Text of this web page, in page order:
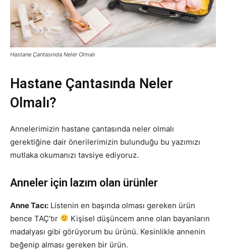
Hastane Çantasında Neler Olmalı
Hastane Çantasında Neler
Olmalı?
Annelerimizin hastane çantasında neler olmalı
gerektiğine dair önerilerimizin bulunduğu bu yazımızı
mutlaka okumanızı tavsiye ediyoruz.
Anneler için lazım olan ürünler
Anne Tacı: Listenin en başında olması gereken ürün
bence TAÇ’tır
Kişisel düşüncem anne olan bayanların
madalyası gibi görüyorum bu ürünü. Kesinlikle annenin
beğenip alması gereken bir ürün.